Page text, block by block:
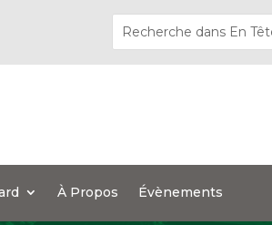
À Propos Évènements